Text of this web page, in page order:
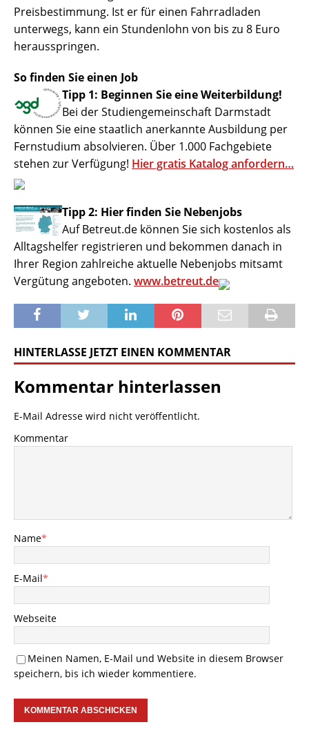
Preisbestimmung. Ist er für einen Fahrradladen
unterwegs, kann ein Stundenlohn von bis zu 8 Euro
herausspringen.
So finden Sie einen Job
Tipp 1: Beginnen Sie eine Weiterbildung!
Bei der Studiengemeinschaft Darmstadt
können Sie eine staatlich anerkannte Ausbildung per
Fernstudium absolvieren. Über 1.000 Fachgebiete
stehen zur Verfügung! Hier gratis Katalog anfordern…
Tipp 2: Hier finden Sie Nebenjobs
Auf Betreut.de können Sie sich kostenlos als
Alltagshelfer registrieren und bekommen danach in
Ihrer Region zahlreiche aktuelle Nebenjobs mitsamt
Vergütung angeboten. www.betreut.de
HINTERLASSE JETZT EINEN KOMMENTAR
Kommentar hinterlassen
E-Mail Adresse wird nicht veröffentlicht.
Kommentar
Name*
E-Mail*
Webseite
Meinen Namen, E-Mail und Website in diesem Browser
speichern, bis ich wieder kommentiere.